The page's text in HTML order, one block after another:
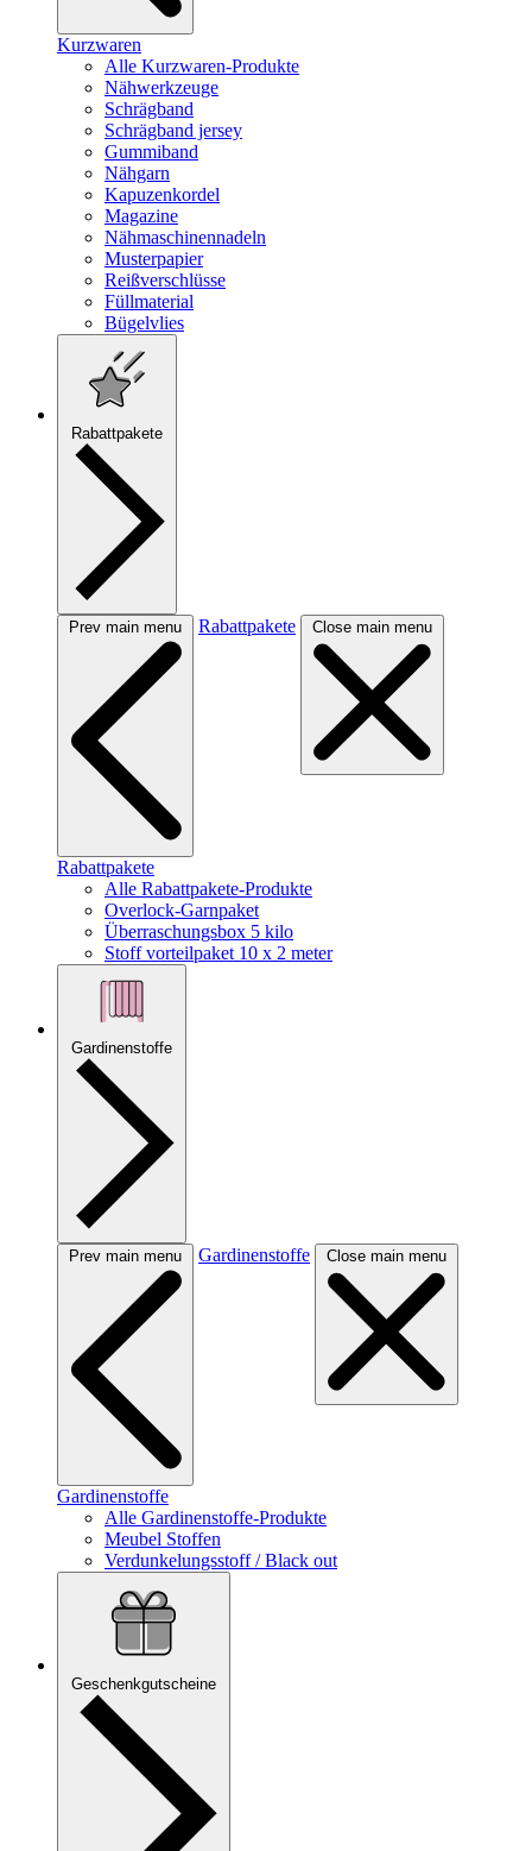
Kurzwaren
Alle Kurzwaren-Produkte
Nähwerkzeuge
Schrägband
Schrägband jersey
Gummiband
Nähgarn
Kapuzenkordel
Magazine
Nähmaschinennadeln
Musterpapier
Reißverschlüsse
Füllmaterial
Bügelvlies
Rabattpakete
Prev main menu Rabattpakete Close main menu
Rabattpakete
Alle Rabattpakete-Produkte
Overlock-Garnpaket
Überraschungsbox 5 kilo
Stoff vorteilpaket 10 x 2 meter
Gardinenstoffe
Prev main menu Gardinenstoffe Close main menu
Gardinenstoffe
Alle Gardinenstoffe-Produkte
Meubel Stoffen
Verdunkelungsstoff / Black out
Geschenkgutscheine